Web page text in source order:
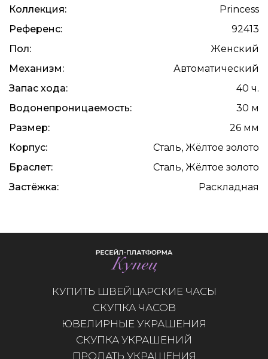
Коллекция:
Princess
Референс:
92413
Пол:
Женский
Механизм:
Автоматический
Запас хода:
40 ч.
Водонепроницаемость:
30 м
Размер:
26 мм
Корпус:
Сталь, Жёлтое золото
Браслет:
Сталь, Жёлтое золото
Застёжка:
Раскладная
КУПИТЬ ШВЕЙЦАРСКИЕ ЧАСЫ
СКУПКА ЧАСОВ
ЮВЕЛИРНЫЕ УКРАШЕНИЯ
СКУПКА УКРАШЕНИЙ
ПРОДАТЬ УКРАШЕНИЯ